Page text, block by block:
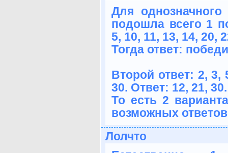
Для
подошла всего 1
5, 10, 11, 13, 14, 20,
Тогда ответ:
Второй ответ: 2, 3,
30. Ответ: 12, 21, 30.
То есть 2
возможных
Лолчто